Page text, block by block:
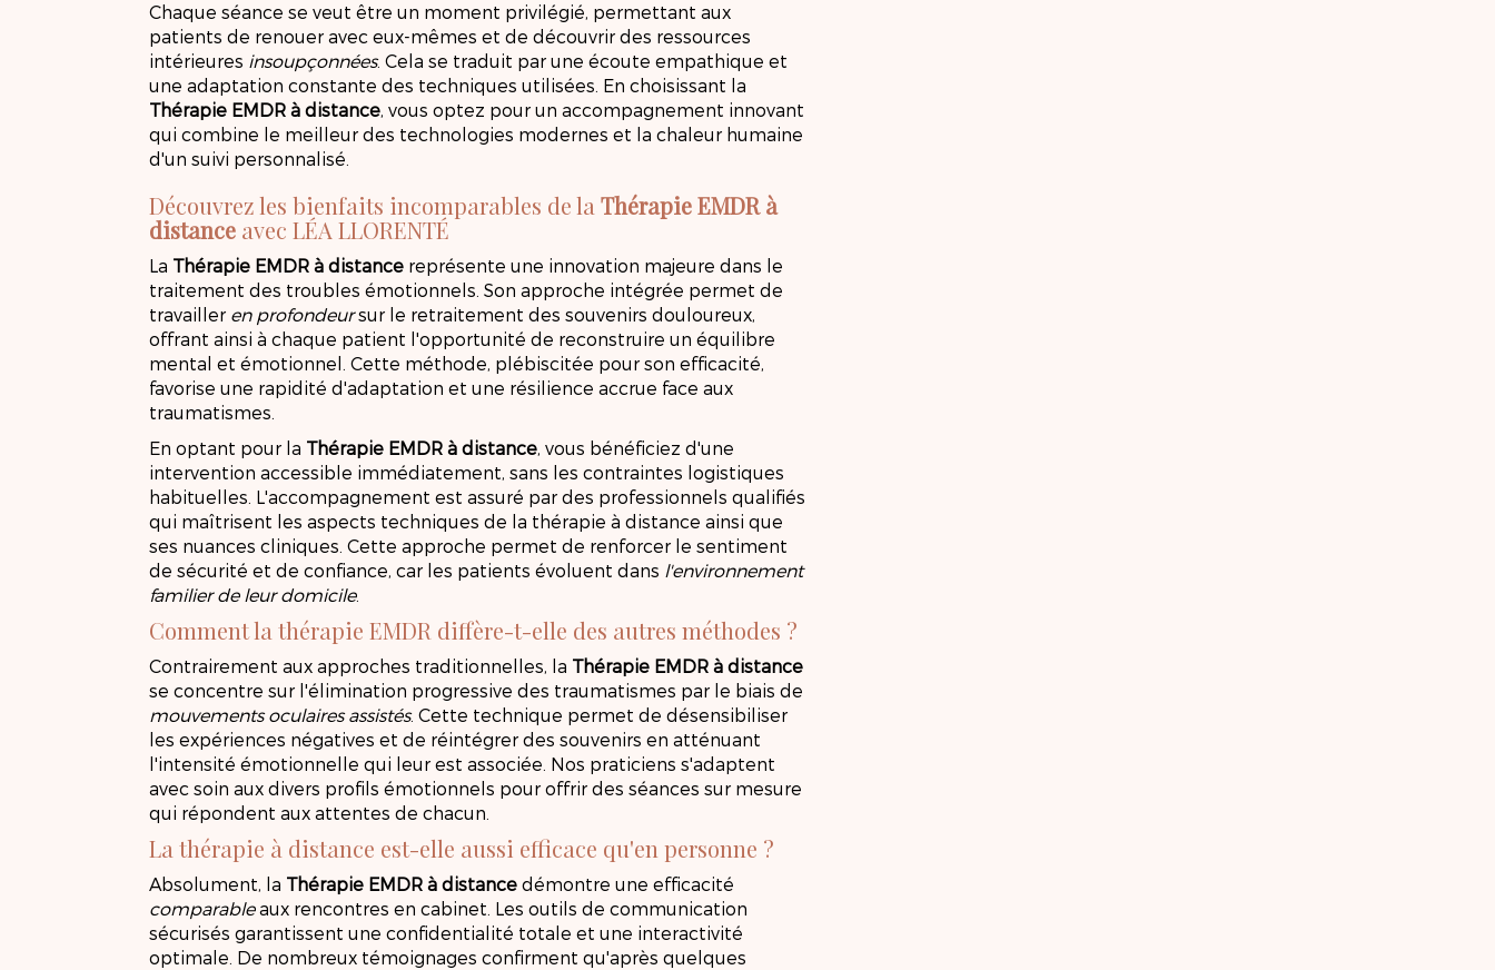
Chaque séance se veut être un moment privilégié, permettant aux
patients de renouer avec eux-mêmes et de découvrir des ressources
intérieures insoupçonnées. Cela se traduit par une écoute empathique et
une adaptation constante des techniques utilisées. En choisissant la
Thérapie EMDR à distance, vous optez pour un accompagnement innovant
qui combine le meilleur des technologies modernes et la chaleur humaine
d'un suivi personnalisé.
Découvrez les bienfaits incomparables de laThérapie EMDR à
distance avec LÉA LLORENTÉ
La Thérapie EMDR à distance représente une innovation majeure dans le
traitement des troubles émotionnels. Son approche intégrée permet de
travailler en profondeursur le retraitement des souvenirs douloureux,
offrant ainsi à chaque patient l'opportunité de reconstruire un équilibre
mental et émotionnel. Cette méthode, plébiscitée pour son efficacité,
favorise une rapidité d'adaptation et une résilience accrue face aux
traumatismes.
En optant pour la Thérapie EMDR à distance, vous bénéficiez d'une
intervention accessible immédiatement, sans les contraintes logistiques
habituelles. L'accompagnement est assuré par des professionnels qualifiés
qui maîtrisent les aspects techniques de la thérapie à distance ainsi que
ses nuances cliniques. Cette approche permet de renforcer le sentiment
de sécurité et de confiance, car les patients évoluent dans l'environnement
familier de leur domicile.
Comment la thérapie EMDR diffère-t-elle des autres méthodes ?
Contrairement aux approches traditionnelles, la Thérapie EMDR à distance
se concentre sur l'élimination progressive des traumatismes par le biais de
mouvements oculaires assistés. Cette technique permet de désensibiliser
les expériences négatives et de réintégrer des souvenirs en atténuant
l'intensité émotionnelle qui leur est associée. Nos praticiens s'adaptent
avec soin aux divers profils émotionnels pour offrir des séances sur mesure
qui répondent aux attentes de chacun.
La thérapie à distance est-elle aussi efficace qu'en personne ?
Absolument, la Thérapie EMDR à distance démontre une efficacité
comparableaux rencontres en cabinet. Les outils de communication
sécurisés garantissent une confidentialité totale et une interactivité
optimale. De nombreux témoignages confirment qu'après quelques